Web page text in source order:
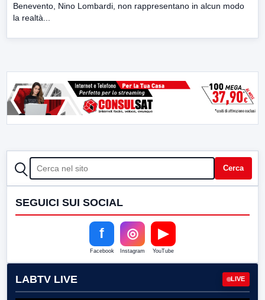
Benevento, Nino Lombardi, non rappresentano in alcun modo
la realtà...
CERCA Cerca
SEGUICI SUI SOCIAL
f
Facebook
◎
Instagram
▶
YouTube
LABTV LIVE LIVE